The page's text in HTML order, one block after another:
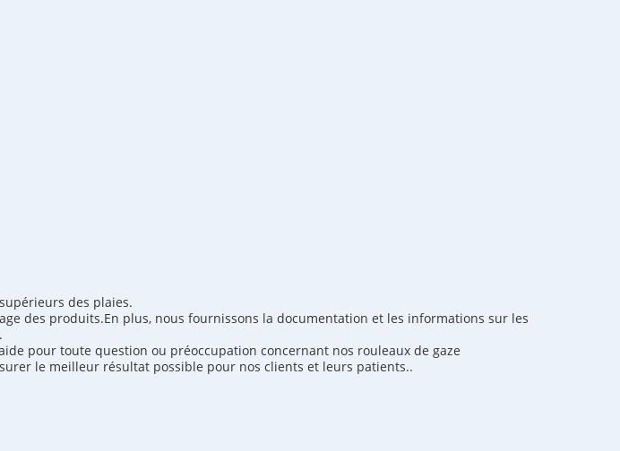
des plaies.
des produits.En plus, nous fournissons la documentation et les informations sur les
pour toute question ou préoccupation concernant nos rouleaux de gaze
le meilleur résultat possible pour nos clients et leurs patients..